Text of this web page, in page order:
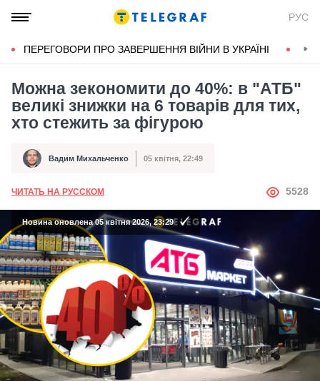
РУС
ПЕРЕГОВОРИ ПРО ЗАВЕРШЕННЯ ВІЙНИ В УКРАЇНІ
Можна зекономити до 40%: в "АТБ"
великі знижки на 6 товарів для тих,
хто стежить за фігурою
Автор Вадим Михальченко
Дата публікації 05 квітня, 22:49
ЧИТАТЬ НА РУССКОМ АВТОР
5528
Новина оновлена 05 квітня 2026, 23:29